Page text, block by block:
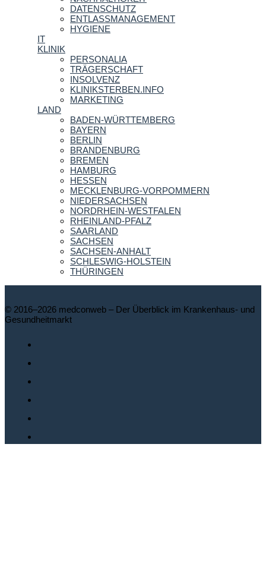
DATENSCHUTZ
ENTLASSMANAGEMENT
HYGIENE
IT
KLINIK
PERSONALIA
TRÄGERSCHAFT
INSOLVENZ
KLINIKSTERBEN.INFO
MARKETING
LAND
BADEN-WÜRTTEMBERG
BAYERN
BERLIN
BRANDENBURG
BREMEN
HAMBURG
HESSEN
MECKLENBURG-VORPOMMERN
NIEDERSACHSEN
NORDRHEIN-WESTFALEN
RHEINLAND-PFALZ
SAARLAND
SACHSEN
SACHSEN-ANHALT
SCHLESWIG-HOLSTEIN
THÜRINGEN
© 2016–2026 medconweb – Der Überblick im Krankenhaus- und
Gesundheitmarkt